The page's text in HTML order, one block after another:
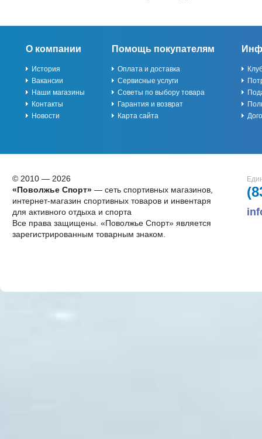
О компании
История
Вакансии
Наши магазины
Контакты
Новости
Помощь покупателям
Оплата и доставка
Сервисные услуги
Советы по выбору товара
Гарантия и возврат
Карта сайта
© 2010 — 2026
«Поволжье Спорт»— сеть спортивных магазинов,
интернет-магазин спортивных товаров и инвентаря
для активного отдыха и спорта
Все права защищены. «Поволжье Спорт» является
зарегистрированным товарным знаком.